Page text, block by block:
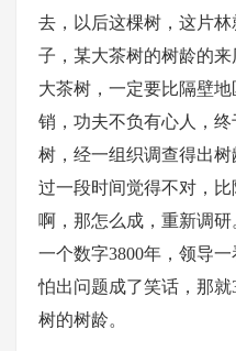
去，以后这棵树，这片
子，某大茶树的树龄的
大茶树，一定要比隔壁
销，功夫不负有心人，
树，经一组织调查得出树
过一段时间觉得不对，
啊，那怎么成，重新调
一个数字3800年，领导
怕出问题成了笑话，那
树的树龄。